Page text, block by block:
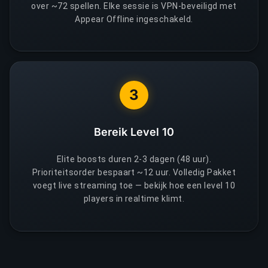
over ~72 spellen. Elke sessie is VPN-beveiligd met
Appear Offline ingeschakeld.
3
Bereik Level 10
Elite boosts duren 2-3 dagen (48 uur).
Prioriteitsorder bespaart ~12 uur. Volledig Pakket
voegt live streaming toe — bekijk hoe een level 10
players in realtime klimt.